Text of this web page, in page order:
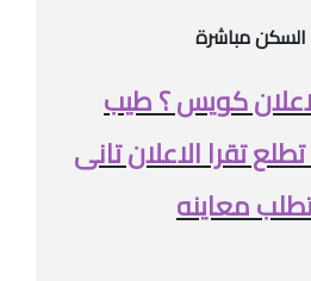
السكن مباشرة
كويس ؟ طيب
تقرا الاعلان تانى
معاينه